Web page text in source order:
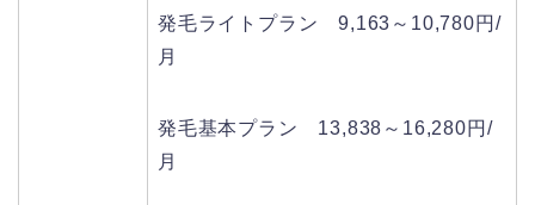
発毛ライトプラン 9,163～10,780円/
月
発毛基本プラン 13,838～16,280円/
月